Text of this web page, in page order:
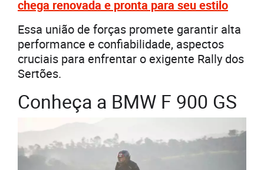
chega renovada e pronta para seu estilo
Essa união de forças promete garantir alta
performance e confiabilidade, aspectos
cruciais para enfrentar o exigente Rally dos
Sertões.
Conheça a BMW F 900 GS